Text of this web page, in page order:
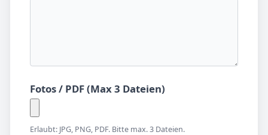
Fotos / PDF (Max 3 Dateien)
Erlaubt: JPG, PNG, PDF. Bitte max. 3 Dateien.